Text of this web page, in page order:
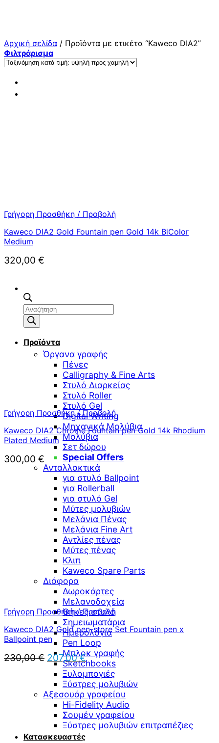
Αναζήτηση
προϊόντων
Προϊόντα
Όργανα γραφής
Πένες
Calligraphy & Fine Arts
Στυλό Διαρκείας
Στυλό Roller
Στυλό Gel
Digital Writing
Μηχανικά Μολύβια
Μολύβια
Σετ δώρου
Special Offers
Ανταλλακτικά
για στυλό Ballpoint
για Rollerball
για στυλό Gel
Μύτες μολυβιών
Μελάνια Πένας
Μελάνια Fine Art
Αντλίες πένας
Μύτες πένας
Κλιπ
Kaweco Spare Parts
Διάφορα
Δωροκάρτες
Μελανοδοχεία
Θήκες στυλό
Σημειωματάρια
Ημερολόγια
Pen Loop
Μπλοκ γραφής
Sketchbooks
Ξυλομπογιές
Ξύστρες μολυβιών
Αξεσουάρ γραφείου
Hi-Fidelity Audio
Σουμέν γραφείου
Ξύστρες μολυβιών επιτραπέζιες
Κατασκευαστές
Αρχική σελίδα / Προϊόντα με ετικέτα “Kaweco DIA2”
Φιλτράρισμα
Γρήγορη Προσθήκη / Προβολή
Kaweco DIA2 Gold Fountain pen Gold 14k BiColor
Medium
320,00 €
Γρήγορη Προσθήκη / Προβολή
Kaweco DIA2 Chrome Fountain pen Gold 14k Rhodium
Plated Medium
300,00 €
Γρήγορη Προσθήκη / Προβολή
Kaweco DIA2 Gold pen-store Set Fountain pen x
Ballpoint pen
230,00€ Original
price
was:
230,00 €.
207,00€Η
τρέχουσα
τιμή
είναι:
207,00 €.